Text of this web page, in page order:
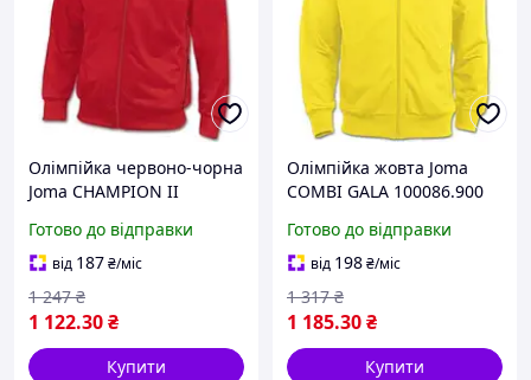
Олімпійка червоно-чорна
Joma CHAMPION II
Готово до відправки
від 187₴/міс
1 122.30₴
1 247 ₴
Купити
Олімпійка жовта Joma
COMBI GALA 100086.900
Готово до відправки
від 198₴/міс
1 185.30₴
1 317 ₴
Купити